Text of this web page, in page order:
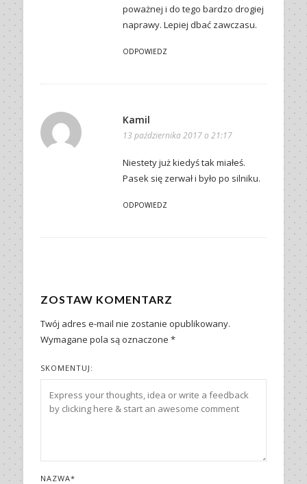
poważnej i do tego bardzo drogiej
naprawy. Lepiej dbać zawczasu.
ODPOWIEDZ
Kamil
13 października 2017 o 21:17
Niestety już kiedyś tak miałeś.
Pasek się zerwał i było po silniku.
ODPOWIEDZ
ZOSTAW KOMENTARZ
Twój adres e-mail nie zostanie opublikowany.
Wymagane pola są oznaczone *
SKOMENTUJ:
NAZWA*